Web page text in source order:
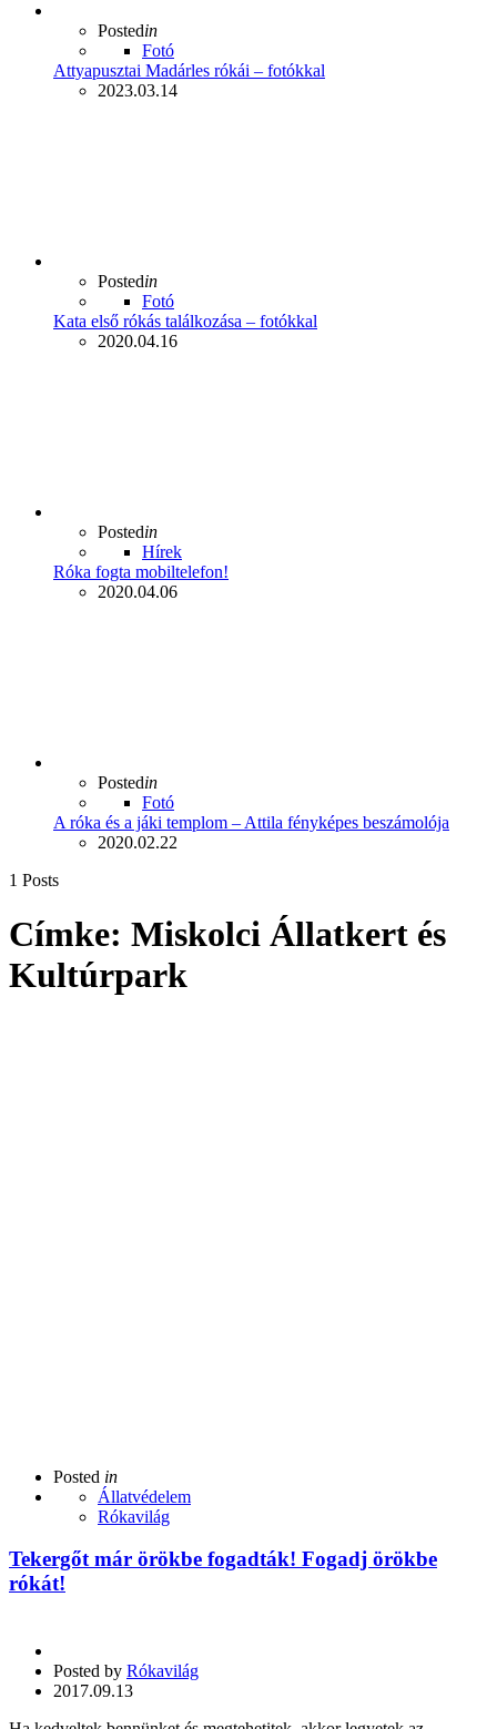
Postedin
Fotó
Attyapusztai Madárles rókái – fotókkal
2023.03.14
Postedin
Fotó
Kata első rókás találkozása – fotókkal
2020.04.16
Postedin
Hírek
Róka fogta mobiltelefon!
2020.04.06
Postedin
Fotó
A róka és a jáki templom – Attila fényképes beszámolója
2020.02.22
1 Posts
Címke: Miskolci Állatkert és
Kultúrpark
Posted in
Állatvédelem
Rókavilág
Tekergőt már örökbe fogadták! Fogadj örökbe
rókát!
Posted by Rókavilág
2017.09.13